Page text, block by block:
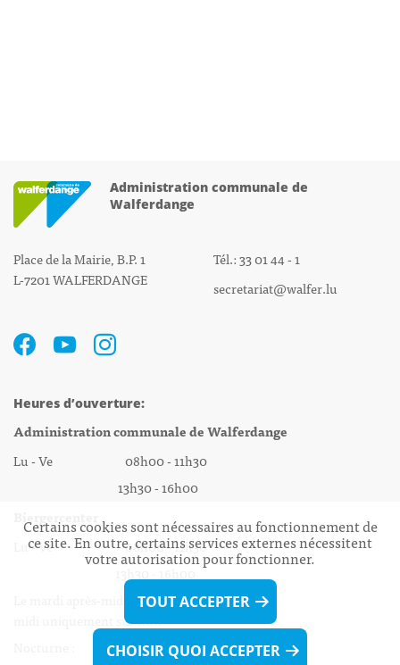
Administration communale de
Walferdange
Place de la Mairie, B.P. 1
L-7201 WALFERDANGE
Tél.: 33 01 44 - 1
secretariat@walfer.lu
Heures d’ouverture:
Administration communale de Walferdange
Lu - Ve 08h00 - 11h30
13h30 - 16h00
Lu - Ve 08h00 - 11h30
Le mardi après-midi et le vendredi après-
midi uniquement sur Rdv.
Certains cookies sont nécessaires au fonctionnement de
ce site. En outre, certains services externes nécessitent
votre autorisation pour fonctionner.
TOUT ACCEPTER
CHOISIR QUOI ACCEPTER